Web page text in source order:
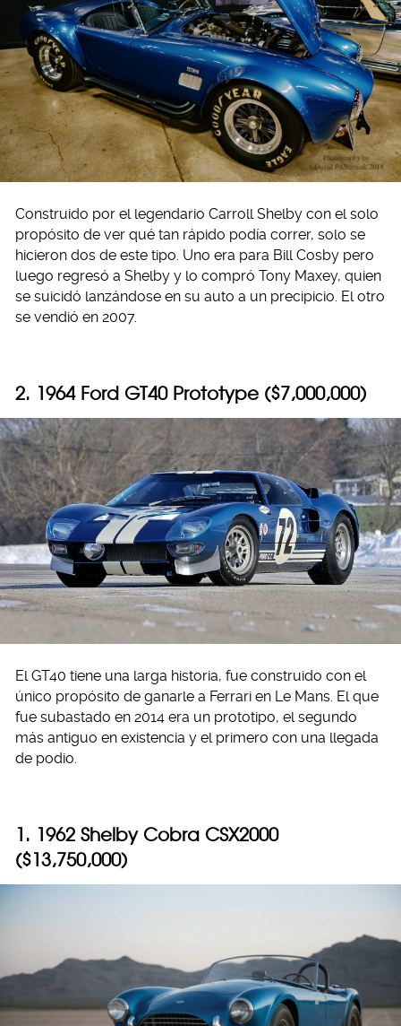
Construido por el legendario Carroll Shelby con el solo
propósito de ver qué tan rápido podía correr, solo se
hicieron dos de este tipo. Uno era para Bill Cosby pero
luego regresó a Shelby y lo compró Tony Maxey, quien
se suicidó lanzándose en su auto a un precipicio. El otro
se vendió en 2007.
2. 1964 Ford GT40 Prototype ($7,000,000)
El GT40 tiene una larga historia, fue construido con el
único propósito de ganarle a Ferrari en Le Mans. El que
fue subastado en 2014 era un prototipo, el segundo
más antiguo en existencia y el primero con una llegada
de podio.
1. 1962 Shelby Cobra CSX2000
($13,750,000)